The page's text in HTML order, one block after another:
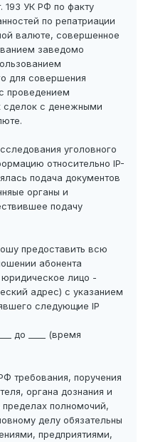
193 УК РФ по факту
по репатриации
валюте, совершенное
заведомо
для совершения
проведением
сделок с денежными
уголовного
относительно IP-
подача документов
органы и
подачу
предоставить всю
абонента
лицо -
адрес) с указанием
следующие IP
до ____ (время
требования, поручения
органа дознания и
полномочий,
делу обязательны
предприятиями,